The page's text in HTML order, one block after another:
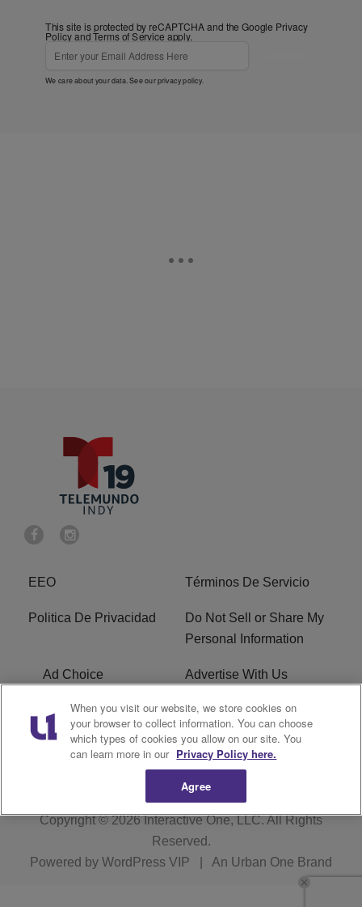
This site is protected by reCAPTCHA and the Google Privacy
PolicyandTerms of Service apply.
We care about your data. See ourprivacy policy.
EEO Términos De Servicio
Politica De Privacidad
Do Not Sell or Share My
Personal Information
Ad Choice Advertise With Us
Terms of Service R1 Digital
Closed Captioning
Copyright © 2026Interactive One, LLC. All Rights
Reserved.
Powered by WordPress VIP An Urban One Brand
When you visit our website, we store cookies on
your browser to collect information. You can choose
which types of cookies you allow on our site. You
can learn more in our Privacy Policy here.
Agree